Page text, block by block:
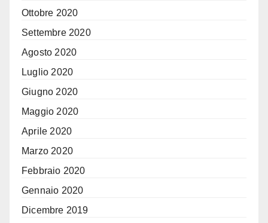
Ottobre 2020
Settembre 2020
Agosto 2020
Luglio 2020
Giugno 2020
Maggio 2020
Aprile 2020
Marzo 2020
Febbraio 2020
Gennaio 2020
Dicembre 2019